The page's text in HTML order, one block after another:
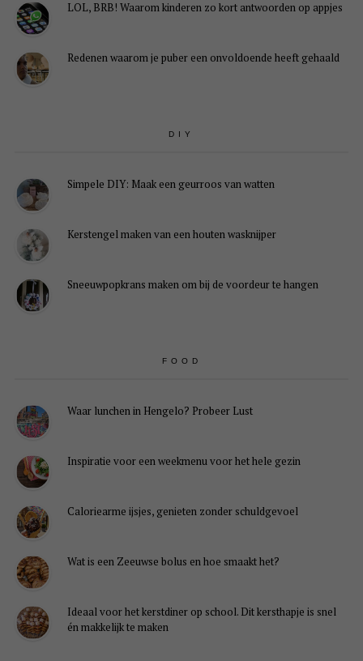
LOL, BRB! Waarom kinderen zo kort antwoorden op appjes
Redenen waarom je puber een onvoldoende heeft gehaald
DIY
Simpele DIY: Maak een geurroos van watten
Kerstengel maken van een houten wasknijper
Sneeuwpopkrans maken om bij de voordeur te hangen
FOOD
Waar lunchen in Hengelo? Probeer Lust
Inspiratie voor een weekmenu voor het hele gezin
Caloriearme ijsjes, genieten zonder schuldgevoel
Wat is een Zeeuwse bolus en hoe smaakt het?
Ideaal voor het kerstdiner op school. Dit kersthapje is snel
én makkelijk te maken